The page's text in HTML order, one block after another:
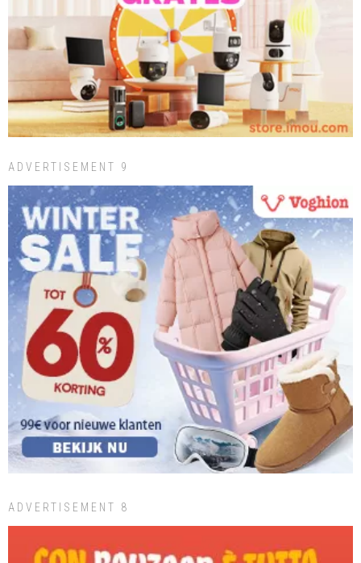
ADVERTISEMENT 9
ADVERTISEMENT 8